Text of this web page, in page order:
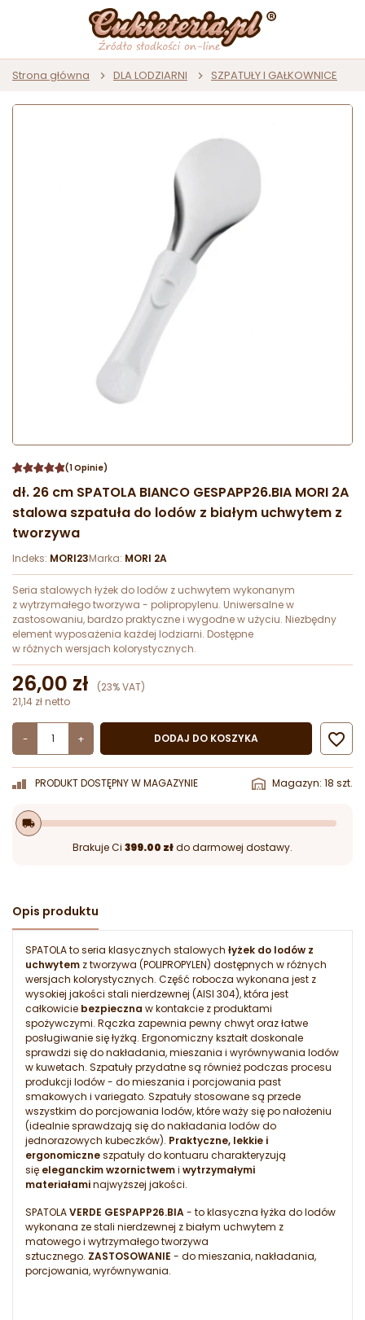
Strona główna DLA LODZIARNI SZPATUŁY I GAŁKOWNICE
(1 Opinie)
dł. 26 cm SPATOLA BIANCO GESPAPP26.BIA MORI 2A
stalowa szpatuła do lodów z białym uchwytem z
tworzywa
Indeks: MORI23Marka: MORI 2A
Seria stalowych łyżek do lodów z uchwytem wykonanym
z wytrzymałego tworzywa - polipropylenu. Uniwersalne w
zastosowaniu, bardzo praktyczne i wygodne w użyciu. Niezbędny
element wyposażenia każdej lodziarni. Dostępne
w różnych wersjach kolorystycznych.
26,00 zł
(23% VAT)
21,14 zł netto
- + DODAJ DO KOSZYKA 
PRODUKT DOSTĘPNY W MAGAZYNIE Magazyn: 18 szt.
local_shipping
Brakuje Ci 399.00 złdo darmowej dostawy.
Opis produktu
SPATOLA to seria klasycznych stalowych łyżek do lodów z
uchwytem z tworzywa (POLIPROPYLEN) dostępnych w różnych
wersjach kolorystycznych. Część robocza wykonana jest z
wysokiej jakości stali nierdzewnej (AISI 304), która jest
całkowicie bezpieczna w kontakcie z produktami
spożywczymi. Rączka zapewnia pewny chwyt oraz łatwe
posługiwanie się łyżką. Ergonomiczny kształt doskonale
sprawdzi się do nakładania, mieszania i wyrównywania lodów
w kuwetach. Szpatuły przydatne są również podczas procesu
produkcji lodów - do mieszania i porcjowania past
smakowych i variegato. Szpatuły stosowane są przede
wszystkim do porcjowania lodów, które waży się po nałożeniu
(idealnie sprawdzają się do nakładania lodów do
jednorazowych kubeczków). Praktyczne, lekkie i
ergonomiczneszpatuły do kontuaru charakteryzują
się eleganckim wzornictwemi wytrzymałymi
materiałaminajwyższej jakości.
SPATOLAVERDE GESPAPP26.BIA- to klasyczna łyżka do lodów
wykonana ze stali nierdzewnej z białym uchwytem z
matowego i wytrzymałego tworzywa
sztucznego. ZASTOSOWANIE - do mieszania, nakładania,
porcjowania, wyrównywania.